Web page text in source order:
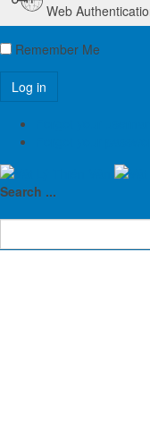
Web
Remember Me
Search ...
Previous article: Ngày
Bài viết đang
Google AdSense